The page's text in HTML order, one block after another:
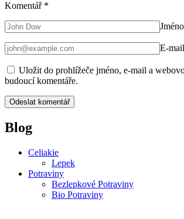
Komentář *
Jméno
E-mail
Uložit do prohlížeče jméno, e-mail a
budoucí komentáře.
Blog
Celiakie
Lepek
Potraviny
Bezlepkové Potraviny
Bio Potraviny